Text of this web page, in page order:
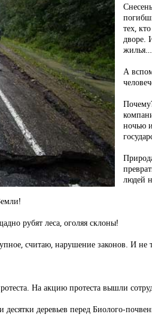
тех,
дворе.
жилья…
А
ночью
людей
рубят леса, оголяя склоны!
считаю, нарушение законов. И
На акцию протеста вышли
деревьев перед Биолого-